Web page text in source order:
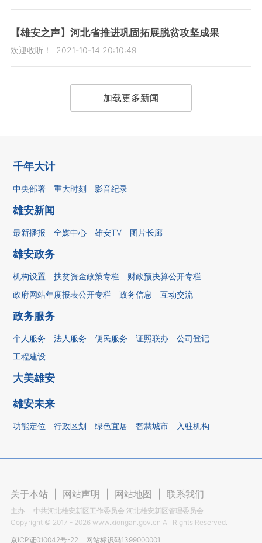
【雄安之声】河北省推进巩固拓展脱贫攻坚成果
欢迎收听！ 2021-10-14 20:10:49
加载更多新闻
千年大计
中央部署 重大时刻 影音纪录
雄安新闻
最新播报 全媒中心 雄安TV 图片长廊
雄安政务
机构设置 扶贫资金政策专栏
财政预决算公开专栏
政府网站年度报表公开专栏
政务信息 互动交流
政务服务
个人服务 法人服务 便民服务 证照联办
公司登记
工程建设
大美雄安
雄安未来
功能定位 行政区划 绿色宜居 智慧城市 入驻机构
关于本站 网站声明 网站地图 联系我们
主办
中共河北雄安新区工作委员会 河北雄安新区管理委员会
Copyright © 2017 - 2026 www.xiongan.gov.cn All Rights Reserved.
京ICP证010042号-22
网站标识码1399000001